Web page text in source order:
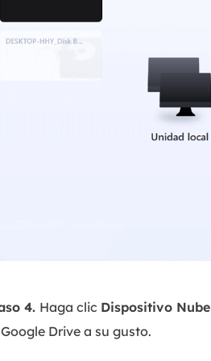
4. Haga clic Dispositivo Nube
Drive a su gusto.